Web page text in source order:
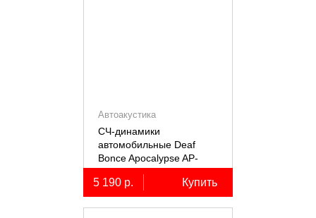
Автоакустика
СЧ-динамики
автомобильные Deaf
Bonce Apocalypse AP-
M61SE PRO
5 190 р. Купить